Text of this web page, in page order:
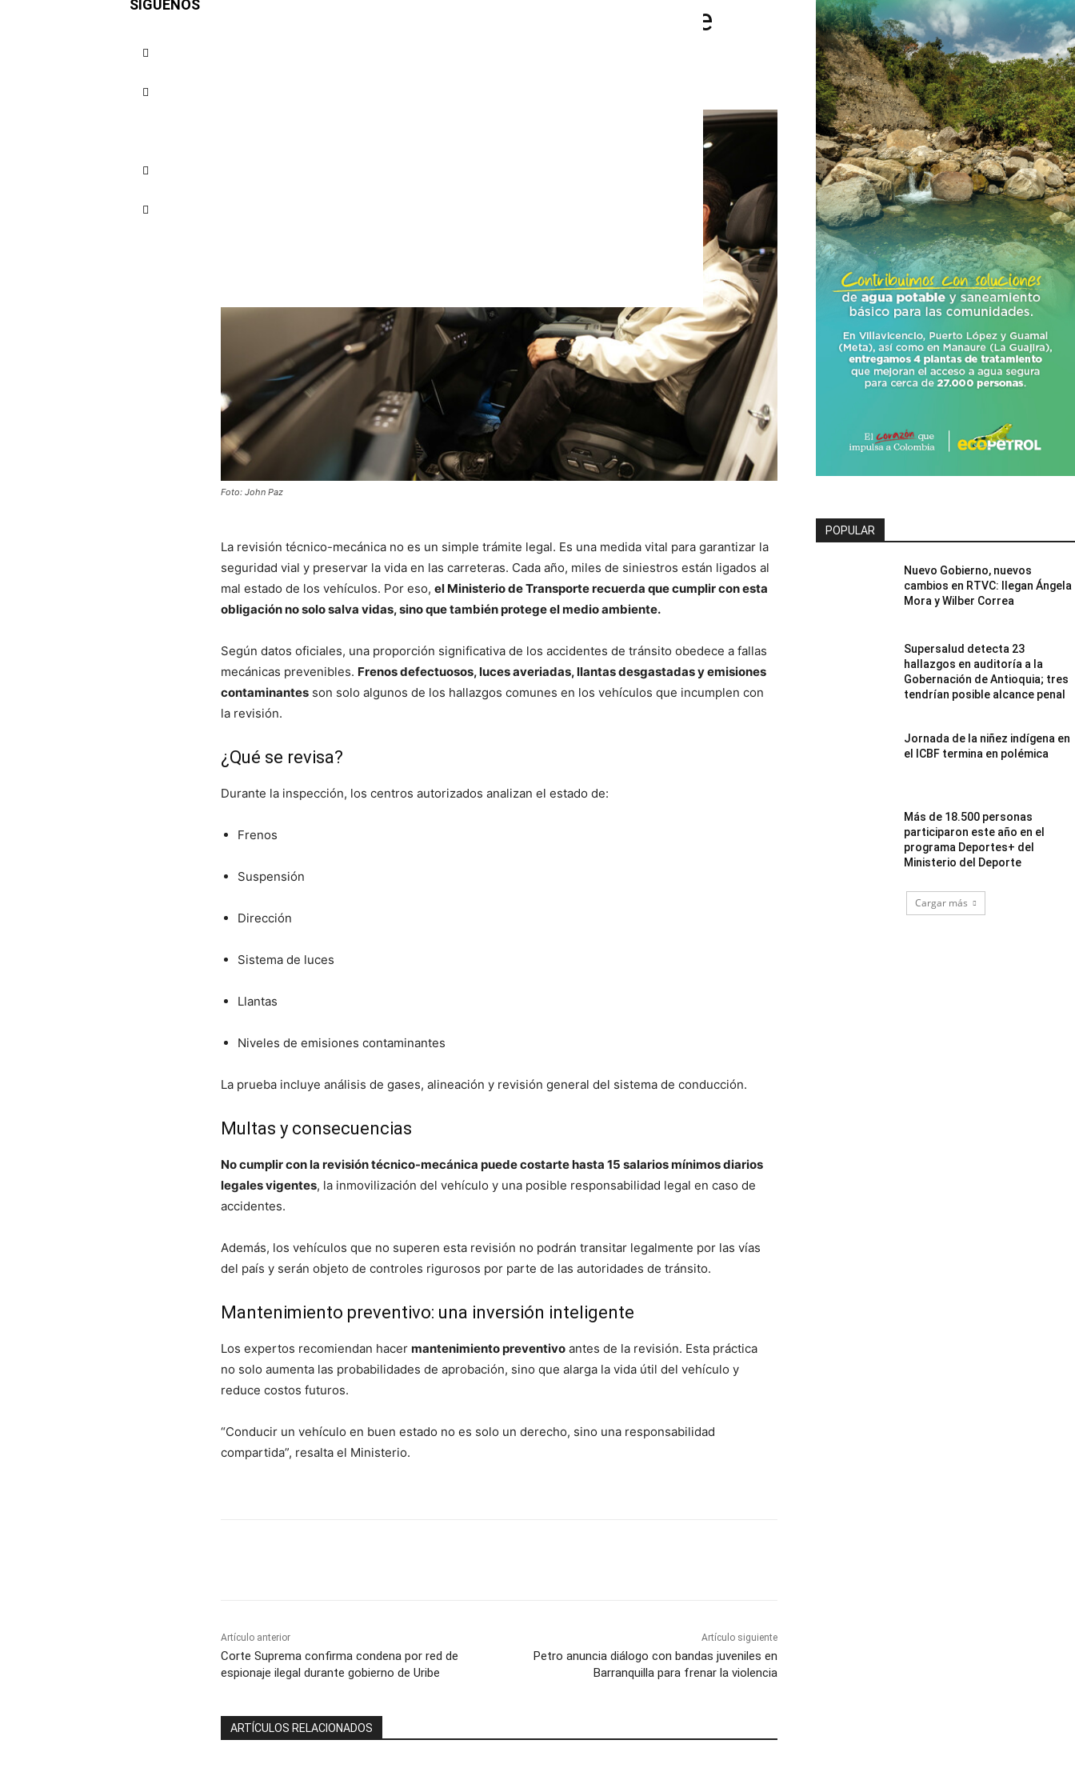
una movilidad segura y responsable
Foto: John Paz
La revisión técnico-mecánica no es un simple trámite legal. Es una medida vital para garantizar la
seguridad vial y preservar la vida en las carreteras. Cada año, miles de siniestros están ligados al
mal estado de los vehículos. Por eso, el Ministerio de Transporte recuerda que cumplir con esta
obligación no solo salva vidas, sino que también protege el medio ambiente.
Según datos oficiales, una proporción significativa de los accidentes de tránsito obedece a fallas
mecánicas prevenibles. Frenos defectuosos, luces averiadas, llantas desgastadas y emisiones
contaminantes son solo algunos de los hallazgos comunes en los vehículos que incumplen con
la revisión.
¿Qué se revisa?
Durante la inspección, los centros autorizados analizan el estado de:
Frenos
Suspensión
Dirección
Sistema de luces
Llantas
Niveles de emisiones contaminantes
La prueba incluye análisis de gases, alineación y revisión general del sistema de conducción.
Multas y consecuencias
No cumplir con la revisión técnico-mecánica puede costarte hasta 15 salarios mínimos diarios
legales vigentes, la inmovilización del vehículo y una posible responsabilidad legal en caso de
accidentes.
Además, los vehículos que no superen esta revisión no podrán transitar legalmente por las vías
del país y serán objeto de controles rigurosos por parte de las autoridades de tránsito.
Mantenimiento preventivo: una inversión inteligente
Los expertos recomiendan hacer mantenimiento preventivo antes de la revisión. Esta práctica
no solo aumenta las probabilidades de aprobación, sino que alarga la vida útil del vehículo y
reduce costos futuros.
“Conducir un vehículo en buen estado no es solo un derecho, sino una responsabilidad
compartida”, resalta el Ministerio.
Artículo anterior
Corte Suprema confirma condena por red de
espionaje ilegal durante gobierno de Uribe
Artículo siguiente
Petro anuncia diálogo con bandas juveniles en
Barranquilla para frenar la violencia
ARTÍCULOS RELACIONADOS
POPULAR
Nuevo Gobierno, nuevos
cambios en RTVC: llegan Ángela
Mora y Wilber Correa
Supersalud detecta 23
hallazgos en auditoría a la
Gobernación de Antioquia; tres
tendrían posible alcance penal
Jornada de la niñez indígena en
el ICBF termina en polémica
Más de 18.500 personas
participaron este año en el
programa Deportes+ del
Ministerio del Deporte
Cargar más
SÍGUENOS